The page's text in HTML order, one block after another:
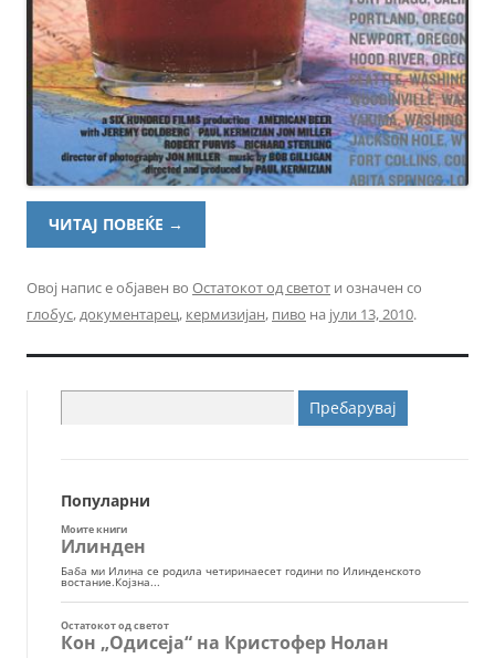
ЧИТАЈ ПОВЕЌЕ →
Овој напис е објавен во Остатокот од светот и означен со
глобус,документарец, кермизијан, пиво на јули 13, 2010.
за:
Популарни